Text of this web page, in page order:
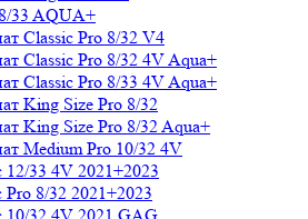
33 AQUA+
Classic Pro 8/32 V4
Classic Pro 8/32 4V Aqua+
Classic Pro 8/33 4V Aqua+
King Size Pro 8/32
King Size Pro 8/32 Aqua+
Medium Pro 10/32 4V
12/33 4V 2021+2023
Pro 8/32 2021+2023